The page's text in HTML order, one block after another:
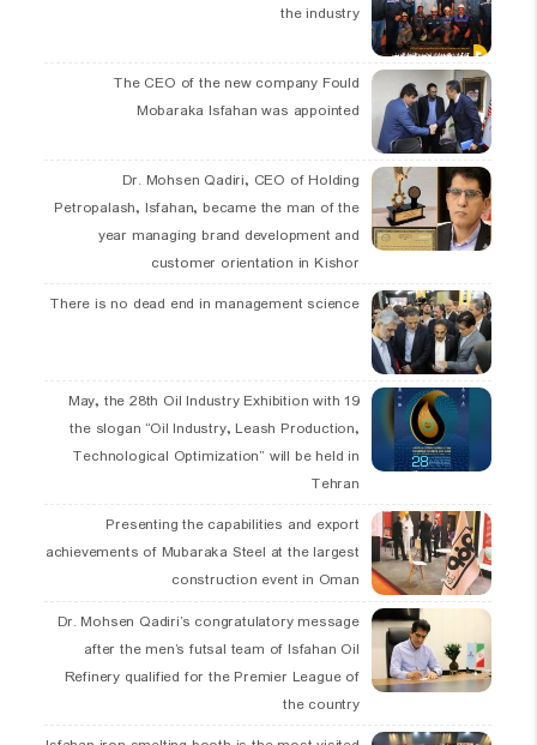
the industry
The CEO of the new company Fould
Mobaraka Isfahan was appointed
Dr. Mohsen Qadiri, CEO of Holding
Petropalash, Isfahan, became the man of the
year managing brand development and
customer orientation in Kishor
There is no dead end in management science
19 May, the 28th Oil Industry Exhibition with
the slogan “Oil Industry, Leash Production,
Technological Optimization” will be held in
Tehran
Presenting the capabilities and export
achievements of Mubaraka Steel at the largest
construction event in Oman
Dr. Mohsen Qadiri’s congratulatory message
after the men’s futsal team of Isfahan Oil
Refinery qualified for the Premier League of
the country